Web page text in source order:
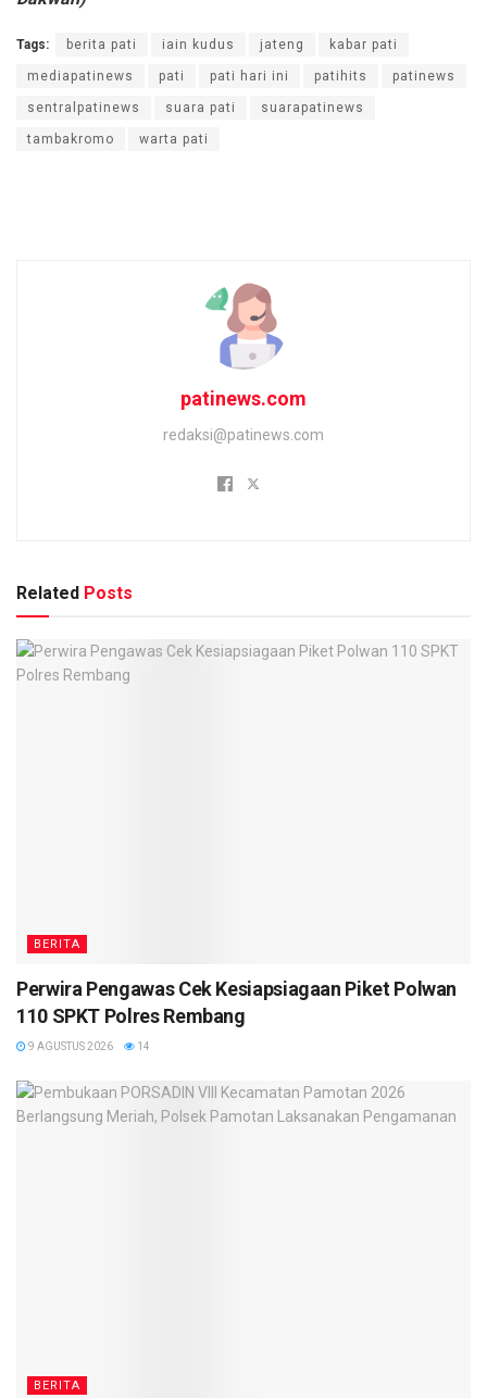
Tags: berita pati iain kudus jateng kabar pati
mediapatinews pati pati hari ini patihits patinews
sentralpatinews suara pati suarapatinews
tambakromo warta pati
patinews.com
redaksi@patinews.com
Related Posts
BERITA
Perwira Pengawas Cek Kesiapsiagaan Piket Polwan
110 SPKT Polres Rembang
9 AGUSTUS 2026 14
BERITA